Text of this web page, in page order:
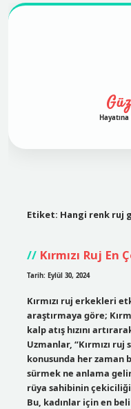
Etiket: Hangi renk ruj
Kırmızı Ruj En
Tarih: Eylül 30, 2024
Kırmızı ruj erkekleri
araştırmaya göre;
kalp atış hızını
Uzmanlar, “Kırmızı
konusunda her zaman
sürmek ne anlama
rüya sahibinin
Bu, kadınlar için en